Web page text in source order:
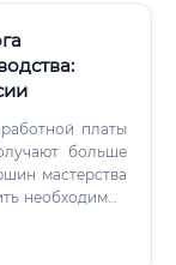
платы
больше
мастерства
необходимые